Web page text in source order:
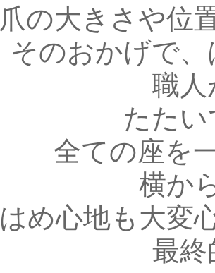
爪の大きさや位
そのおかげで
職人
たた
全ての座を
横か
はめ心地も大変
最終